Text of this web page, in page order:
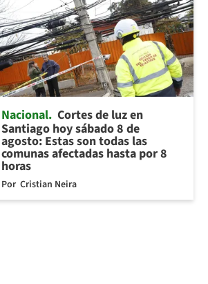
Nacional Cortes de luz en
Santiago hoy sábado 8 de
agosto: Estas son todas las
comunas afectadas hasta por 8
horas
Por Cristian Neira